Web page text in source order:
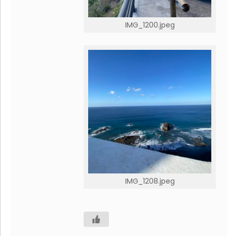
IMG_1200.jpeg
IMG_1208.jpeg